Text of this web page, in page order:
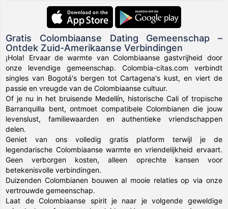
Gratis Colombiaanse Dating Gemeenschap –
Ontdek Zuid-Amerikaanse Verbindingen
¡Hola! Ervaar de warmte van Colombiaanse gastvrijheid door
onze levendige gemeenschap. Colombia-citas.com verbindt
singles van Bogotá's bergen tot Cartagena's kust, en viert de
passie en vreugde van de Colombiaanse cultuur.
Of je nu in het bruisende Medellín, historische Cali of tropische
Barranquilla bent, ontmoet compatibele Colombianen die jouw
levenslust, familiewaarden en authentieke vriendschappen
delen.
Geniet van ons volledig gratis platform terwijl je de
legendarische Colombiaanse warmte en vriendelijkheid ervaart.
Geen verborgen kosten, alleen oprechte kansen voor
betekenisvolle verbindingen.
Duizenden Colombianen bouwen al mooie relaties op via onze
vertrouwde gemeenschap.
Laat de Colombiaanse spirit je naar je volgende geweldige